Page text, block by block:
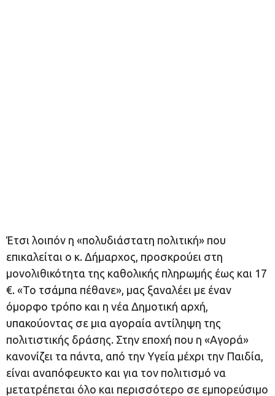
Έτσι λοιπόν η «πολυδιάστατη πολιτική» που
επικαλείται ο κ. Δήμαρχος, προσκρούει στη
μονολιθικότητα της καθολικής πληρωμής έως και 17
€. «Το τσάμπα πέθανε», μας ξαναλέει με έναν
όμορφο τρόπο και η νέα Δημοτική αρχή,
υπακούοντας σε μια αγοραία αντίληψη της
πολιτιστικής δράσης. Στην εποχή που η «Αγορά»
κανονίζει τα πάντα, από την Υγεία μέχρι την Παιδία,
είναι αναπόφευκτο και για τον πολιτισμό να
μετατρέπεται όλο και περισσότερο σε εμπορεύσιμο